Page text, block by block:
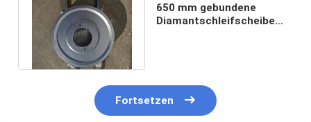
650 mm gebundene
Diamantschleifscheibe
Fortsetzen